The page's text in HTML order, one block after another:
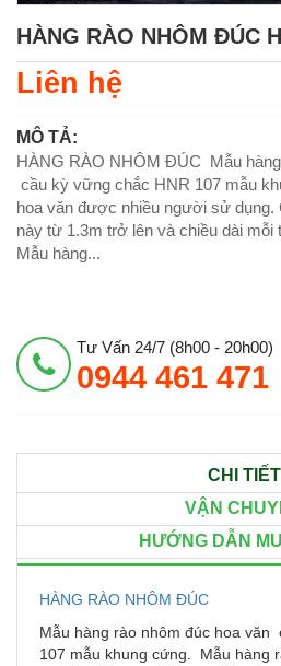
HÀNG RÀO NHÔM ĐÚC
Liên hệ
MÔ TẢ:
HÀNG RÀO NHÔM ĐÚC Mẫu
cầu kỳ vững chắc HNR 107 mẫu
hoa văn được nhiều người sử dụng.
này từ 1.3m trở lên và chiều dài mỗi
Mẫu hàng...
Tư Vấn 24/7 (8h00 - 20h00)
0944 461 471
CHI TIẾT
VẬN
HƯỚNG DẪN
HÀNG RÀO NHÔM ĐÚC
Mẫu hàng rào nhôm đúc hoa văn
107 mẫu khung cứng. Mẫu hàng